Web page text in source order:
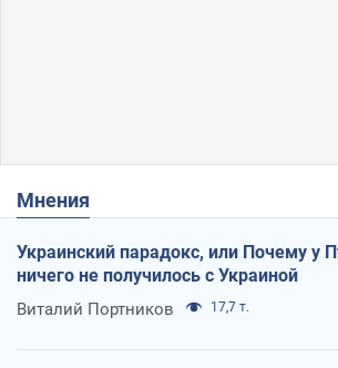
Мнения
Украинский парадокс, или Почему у
ничего не получилось с Украиной
Виталий Портников 17,7 т.